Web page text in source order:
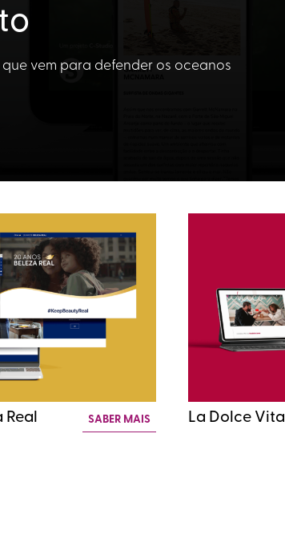
que vem para defender os oceanos
Real SABER MAIS La Dolce Vita